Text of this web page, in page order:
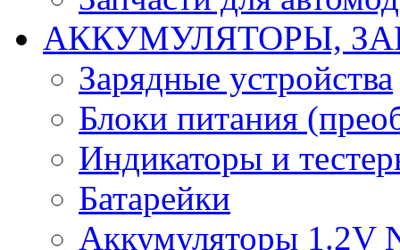
АККУМУЛЯТОРЫ,
Зарядные устройства
Блоки питания
Индикаторы и
Батарейки
Аккумуляторы 1.2V